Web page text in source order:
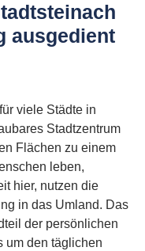
ausgedient
viele Städte in
Stadtzentrum
Flächen zu einem
leben,
hier, nutzen die
in das Umland. Das
der persönlichen
um den täglichen